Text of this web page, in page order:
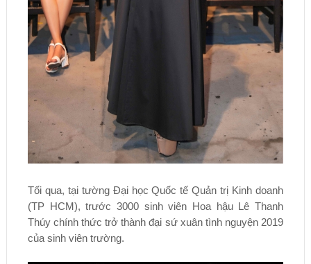
Tối qua, tại tường Đại học Quốc tế Quản trị Kinh doanh
(TP HCM), trước 3000 sinh viên Hoa hậu Lê Thanh
Thúy chính thức trở thành đại sứ xuân tình nguyện 2019
của sinh viên trường.